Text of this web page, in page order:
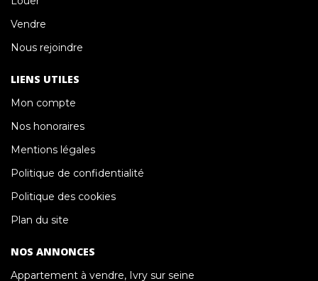
Vendre
Nous rejoindre
LIENS UTILES
Mon compte
Nos honoraires
Mentions légales
Politique de confidentialité
Politique des cookies
Plan du site
NOS ANNONCES
Appartement à vendre, Ivry sur seine